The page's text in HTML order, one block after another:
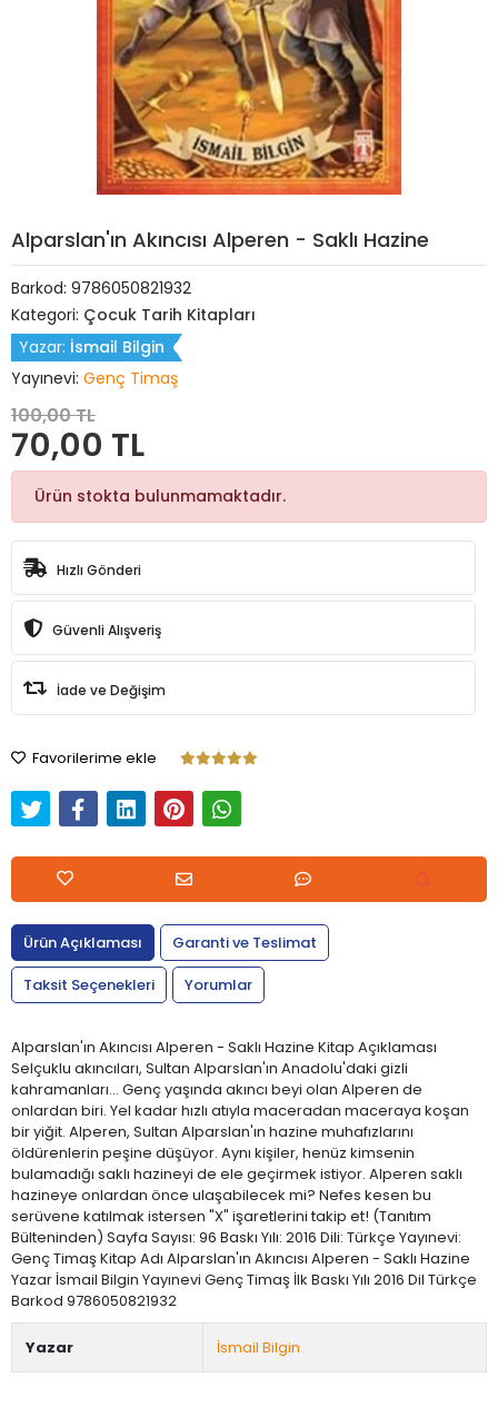
Alparslan'ın Akıncısı Alperen - Saklı Hazine
Barkod: 9786050821932
Kategori: Çocuk Tarih Kitapları
Yazar: İsmail Bilgin
Yayınevi: Genç Timaş
100,00 TL
70,00 TL
Ürün stokta bulunmamaktadır.
Hızlı Gönderi
Güvenli Alışveriş
İade ve Değişim
Favorilerime ekle
Ürün Açıklaması
Garanti ve Teslimat
Taksit Seçenekleri
Yorumlar
Alparslan'ın Akıncısı Alperen - Saklı Hazine Kitap Açıklaması
Selçuklu akıncıları, Sultan Alparslan'ın Anadolu'daki gizli
kahramanları... Genç yaşında akıncı beyi olan Alperen de
onlardan biri. Yel kadar hızlı atıyla maceradan maceraya koşan
bir yiğit. Alperen, Sultan Alparslan'ın hazine muhafızlarını
öldürenlerin peşine düşüyor. Aynı kişiler, henüz kimsenin
bulamadığı saklı hazineyi de ele geçirmek istiyor. Alperen saklı
hazineye onlardan önce ulaşabilecek mi? Nefes kesen bu
serüvene katılmak istersen "X" işaretlerini takip et! (Tanıtım
Bülteninden) Sayfa Sayısı: 96 Baskı Yılı: 2016 Dili: Türkçe Yayınevi:
Genç Timaş Kitap Adı Alparslan'ın Akıncısı Alperen - Saklı Hazine
Yazar İsmail Bilgin Yayınevi Genç Timaş İlk Baskı Yılı 2016 Dil Türkçe
Barkod 9786050821932
Yazar İsmail Bilgin